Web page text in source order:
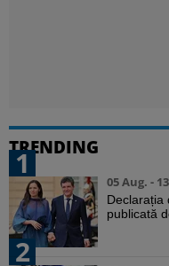
TRENDING
1
05 Aug. -
Declarația
publicată
2